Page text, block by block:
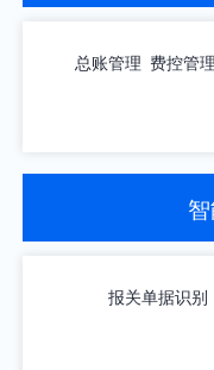
总账管理 费控管理
报关单据识别